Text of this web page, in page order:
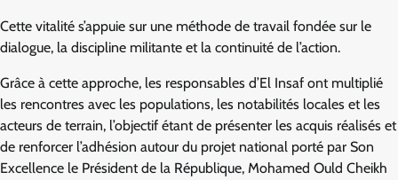
Cette vitalité s’appuie sur une méthode de travail fondée sur le
dialogue, la discipline militante et la continuité de l’action.
Grâce à cette approche, les responsables d’El Insaf ont multiplié
les rencontres avec les populations, les notabilités locales et les
acteurs de terrain, l’objectif étant de présenter les acquis réalisés et
de renforcer l’adhésion autour du projet national porté par Son
Excellence le Président de la République, Mohamed Ould Cheikh